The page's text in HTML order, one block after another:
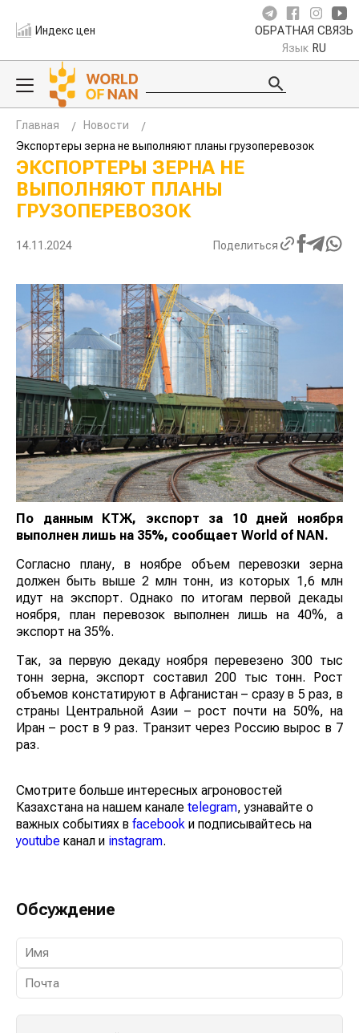
Индекс цен ОБРАТНАЯ СВЯЗЬ
Язык RU
Главная
Новости
Экспортеры зерна не выполняют планы грузоперевозок
ЭКСПОРТЕРЫ ЗЕРНА НЕ
ВЫПОЛНЯЮТ ПЛАНЫ
ГРУЗОПЕРЕВОЗОК
14.11.2024 Поделиться
По данным КТЖ, экспорт за 10 дней ноября
выполнен лишь на 35%, сообщает World of NAN.
Согласно плану, в ноябре объем перевозки зерна
должен быть выше 2 млн тонн, из которых 1,6 млн
идут на экспорт. Однако по итогам первой декады
ноября, план перевозок выполнен лишь на 40%, а
экспорт на 35%.
Так, за первую декаду ноября перевезено 300 тыс
тонн зерна, экспорт составил 200 тыс тонн. Рост
объемов констатируют в Афганистан – сразу в 5 раз, в
страны Центральной Азии – рост почти на 50%, на
Иран – рост в 9 раз. Транзит через Россию вырос в 7
раз.
Смотрите больше интересных агроновостей
Казахстана на нашем канале telegram, узнавайте о
важных событиях в facebook и подписывайтесь на
youtube канал и instagram.
Обсуждение